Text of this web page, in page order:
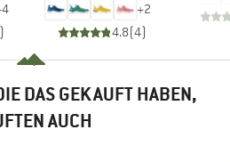
4
)
+2
4.8(4)
DAS GEKAUFT HABEN,
AUCH